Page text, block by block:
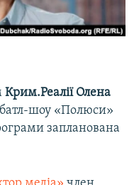
Крим.Реалії Олена
шоу «Полюси»
запланована